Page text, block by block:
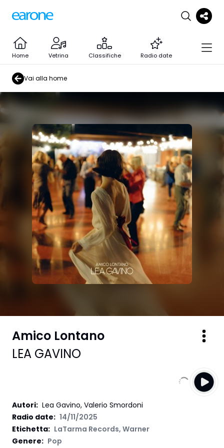
Home Vetrina Classifiche Radio date
Vai alla home
Amico Lontano
LEA GAVINO
Autori: Lea Gavino, Valerio Smordoni
Radio date: 14/11/2025
Etichetta: LaTarma Records, Warner
Genere: Pop